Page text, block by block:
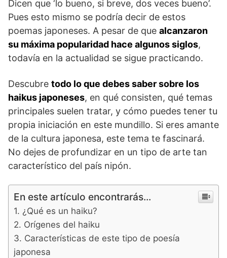
Dicen que ‘lo bueno, si breve, dos veces bueno’.
Pues esto mismo se podría decir de estos
poemas japoneses. A pesar de que alcanzaron
su máxima popularidad hace algunos siglos,
todavía en la actualidad se sigue practicando.
Descubre todo lo que debes saber sobre los
haikus japoneses, en qué consisten, qué temas
principales suelen tratar, y cómo puedes tener tu
propia iniciación en este mundillo. Si eres amante
de la cultura japonesa, este tema te fascinará.
No dejes de profundizar en un tipo de arte tan
característico del país nipón.
En este artículo encontrarás...
¿Qué es un haiku?
Orígenes del haiku
Características de este tipo de poesía
japonesa